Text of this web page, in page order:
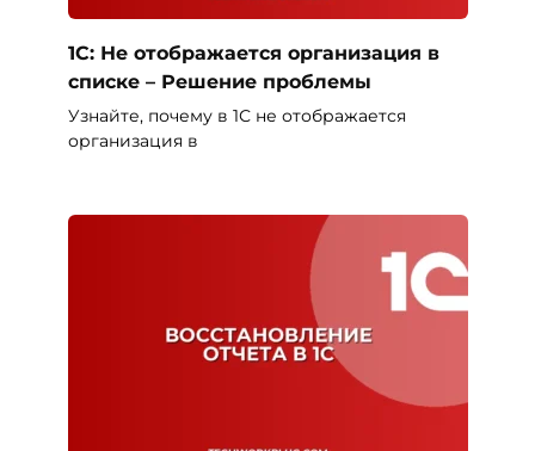
1С: Не отображается организация в
списке – Решение проблемы
Узнайте, почему в 1С не отображается
организация в